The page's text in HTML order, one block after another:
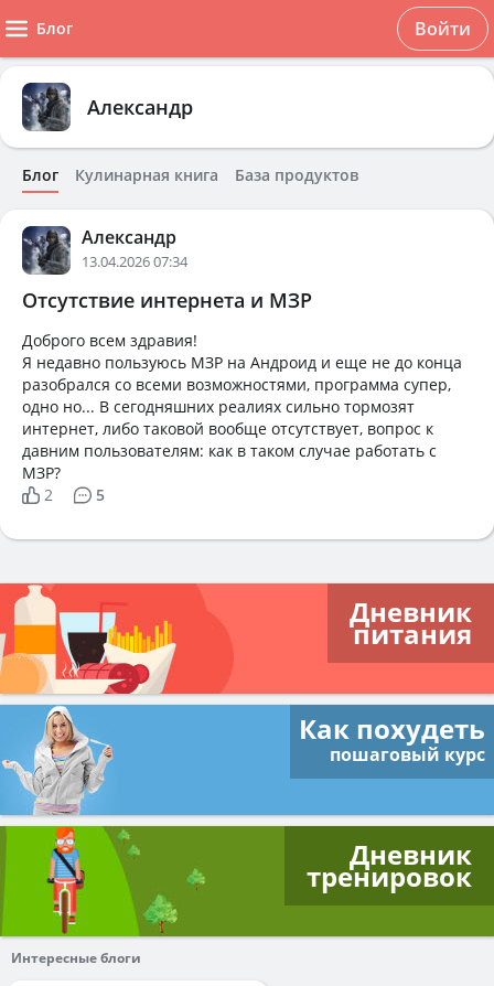
Блог Войти
Александр
Блог Кулинарная книга База продуктов
Александр
13.04.2026 07:34
Отсутствие интернета и МЗР
Доброго всем здравия!
Я недавно пользуюсь МЗР на Андроид и еще не до конца
разобрался со всеми возможностями, программа супер,
одно но... В сегодняшних реалиях сильно тормозят
интернет, либо таковой вообще отсутствует, вопрос к
давним пользователям: как в таком случае работать с
МЗР?
2
5
Дневник
питания
Как похудеть
пошаговый курс
Дневник
тренировок
Интересные блоги